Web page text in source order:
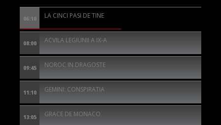
06:10 LA CINCI PASI DE TINE
08:00 ACVILA LEGIUNII A IX-A
09:45 NOROC IN DRAGOSTE
11:10 GEMINI: CONSPIRATIA
13:05 GRACE DE MONACO